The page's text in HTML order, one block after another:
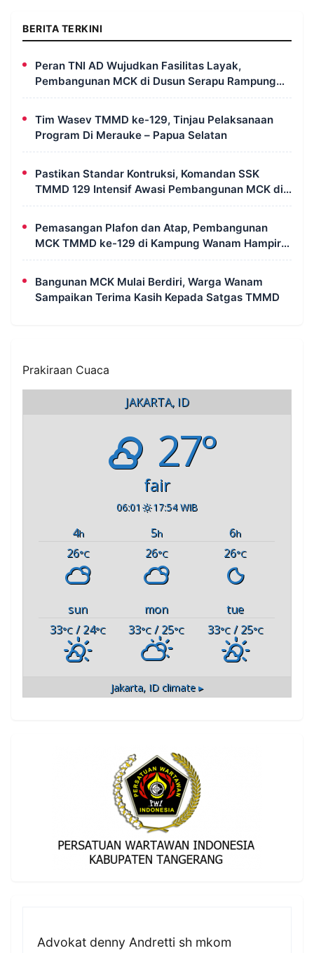
BERITA TERKINI
Peran TNI AD Wujudkan Fasilitas Layak,
Pembangunan MCK di Dusun Serapu Rampung
Dikerjakan
Tim Wasev TMMD ke-129, Tinjau Pelaksanaan
Program Di Merauke – Papua Selatan
Pastikan Standar Kontruksi, Komandan SSK
TMMD 129 Intensif Awasi Pembangunan MCK di
Wanam
Pemasangan Plafon dan Atap, Pembangunan
MCK TMMD ke-129 di Kampung Wanam Hampir
Rampung
Bangunan MCK Mulai Berdiri, Warga Wanam
Sampaikan Terima Kasih Kepada Satgas TMMD
Prakiraan Cuaca
JAKARTA, ID
27°
fair
06:01 17:54 WIB
4h 5h 6h
26°C 26°C 26°C
sun mon
tue
33°C / 24°C 33°C / 25°C 33°C/ 25°C
Jakarta, ID climate ▸
Advokat denny Andretti sh mkom